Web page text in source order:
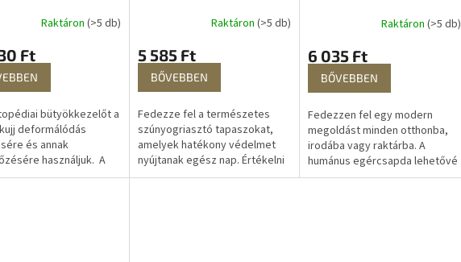
Raktáron (>5 db)
Ft
bütyökkezelőt a
deformálódás
és annak
használjuk. A
nyak lehetővé
Raktáron (>5 db)
5 585 Ft
BŐVEBBEN
Fedezze fel a természetes
szúnyogriasztó tapaszokat,
amelyek hatékony védelmet
nyújtanak egész nap. Értékelni
fogja praktikusságukat,
Raktáron(>5 db)
6 035 Ft
BŐVEBBEN
Fedezzen fel egy modern
megoldást minden otthonba,
irodába vagy raktárba. A
humánus egércsapda lehetővé
teszi a rágcsálók biztonságos,